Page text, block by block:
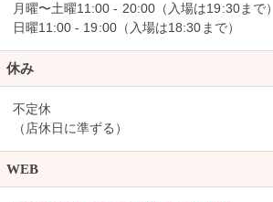
月曜〜土曜11:00 - 20:00（入場は19:30まで）
日曜11:00 - 19:00（入場は18:30まで）
休み
不定休
（店休日に準ずる）
WEB